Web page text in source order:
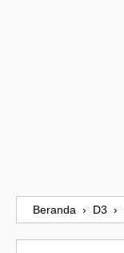
Beranda › D3 ›